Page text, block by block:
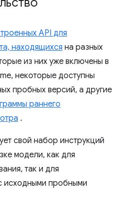
API для
находящихся на разных
из них уже включены в
некоторые доступны
пробных версий, а другие
раннего
.
свой набор инструкций
модели, как для
так и для
исходными пробными